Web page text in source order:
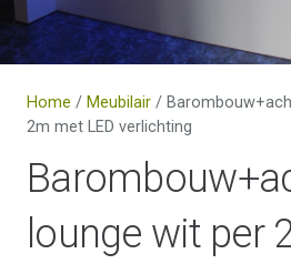
Home / Meubilair /
2m met LED verlichting
lounge wit per